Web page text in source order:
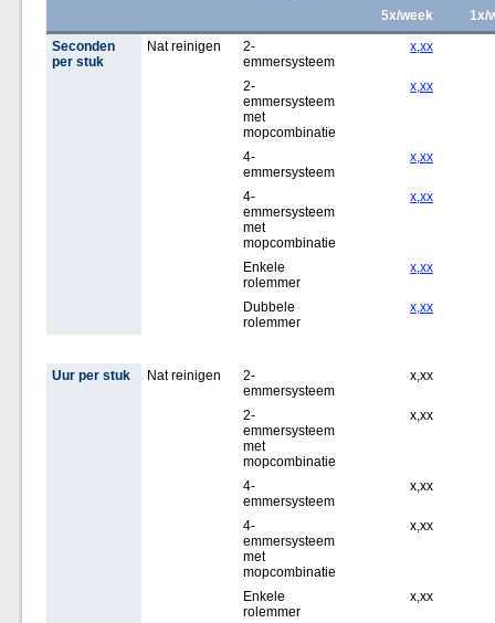
5x/week
1x/
Seconden
per stuk
Nat reinigen
2-
emmersysteem
x,xx
2-
emmersysteem
met
mopcombinatie
x,xx
4-
emmersysteem
x,xx
4-
emmersysteem
met
mopcombinatie
x,xx
Enkele
rolemmer
x,xx
Dubbele
rolemmer
x,xx
Uur per stuk Nat reinigen
2-
emmersysteem
x,xx
2-
emmersysteem
met
mopcombinatie
x,xx
4-
emmersysteem
x,xx
4-
emmersysteem
met
mopcombinatie
x,xx
Enkele
rolemmer
x,xx